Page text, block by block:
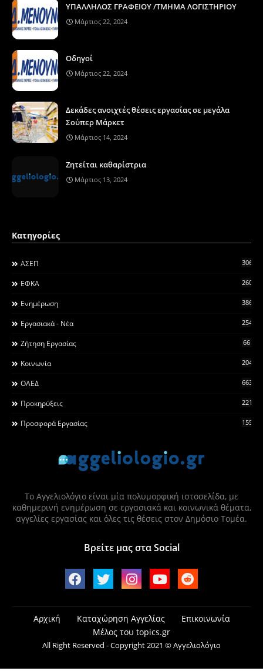
ΥΠΑΛΛΗΛΟΣ ΓΡΑΦΕΙΟΥ /ΤΜΗΜΑ ΛΟΓΙΣΤΗΡΙΟΥ
Μάρτιος 22, 2024
Οδηγοί
Μάρτιος 22, 2024
Δεκάδες ανοιχτές θέσεις εργασίας σε μεγάλα
Σούπερ Μάρκετ
Μάρτιος 14, 2024
Ζητείται καθαρίστρια
Μάρτιος 13, 2024
Κατηγορίες
ΑΣΕΠ 306
ΕΦΚΑ 260
Ενημέρωση 3868
Εργασιακά - Νέα 2546
Ζήτηση Εργασίας 66
Κοινωνία 2044
ΟΑΕΔ 663
Προκηρύξεις 2215
Προσφορά Εργασίας 155
Το Αγγελιολόγιο είναι μία πολυμορφική ιστοσελίδα, με
καθημερινή ενημέρωση σε εργασιακά και κοινωνικά θέματα,
αγγελίες εργασίας και όλες τις θέσεις στον Δημόσιο Τομέα.
Βρείτε μας στα Social
Αρχική Καταχώρηση Αγγελίας
Επικοινωνία
Μέλος του topics.gr
All Right Reserved - Copyright 2021 © Αγγελιολόγιο